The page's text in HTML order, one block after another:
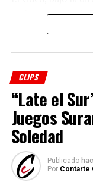
en la provincia
y
El álbum
Sosa”, diseñado
cultural, abarca
en escenarios
complementa con
repasa el impacto
las historias y la
( Fuente:
CLIPS
“Late el
Juegos
Soledad
Publicado
Por Contarte